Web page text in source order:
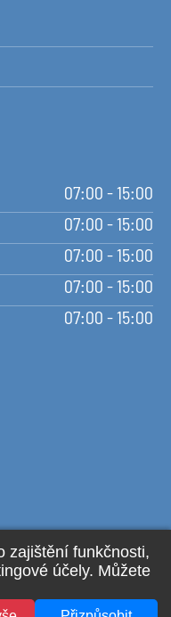
07:00 - 15:00
07:00 - 15:00
07:00 - 15:00
07:00 - 15:00
07:00 - 15:00